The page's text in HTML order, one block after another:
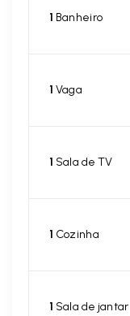
1 Banheiro
1 Vaga
1 Sala de TV
1 Cozinha
1 Sala de jantar